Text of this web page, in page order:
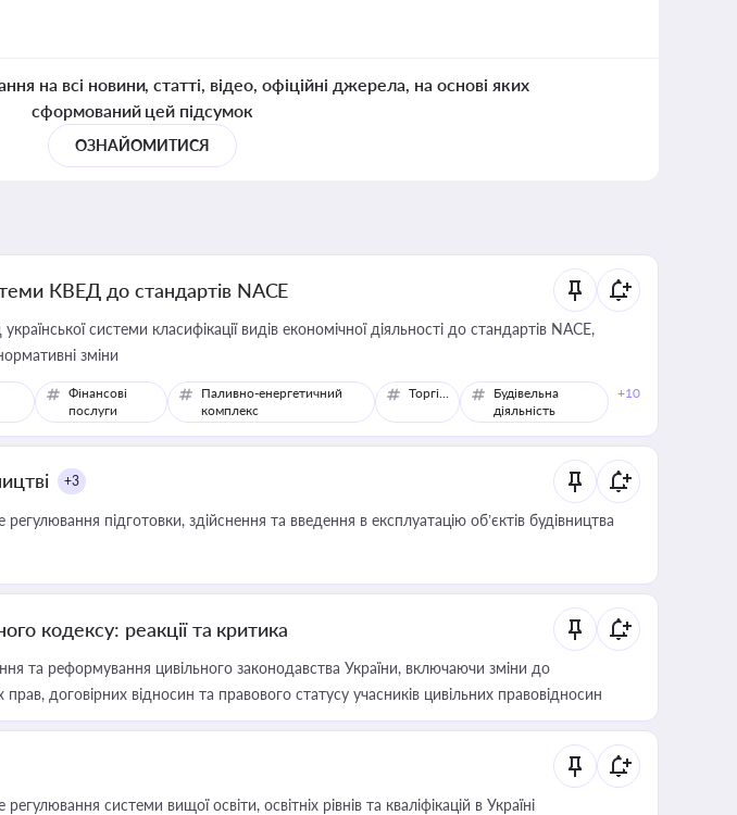
на всі новини, статті, відео, офіційні джерела, на основі яких
сформований цей підсумок
ОЗНАЙОМИТИСЯ
КВЕД до стандартів NACE
системи класифікації видів економічної діяльності до стандартів NACE,
зміни
Фінансові
послуги
Паливно-енергетичний
комплекс
Торгівля
Будівельна
діяльність
+10
+3
підготовки, здійснення та введення в експлуатацію об’єктів будівництва
кодексу: реакції та критика
та реформування цивільного законодавства України, включаючи зміни до
договірних відносин та правового статусу учасників цивільних правовідносин
системи вищої освіти, освітніх рівнів та кваліфікацій в Україні